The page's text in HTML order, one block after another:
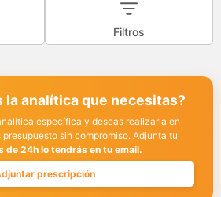
Filtros
la analítica que necesitas?
específica y deseas realizarla en
sin compromiso. Adjunta tu
de 24h lo tendrás en tu email.
prescripción